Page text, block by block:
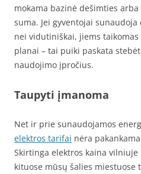
mokama bazinė dešimties
suma. Jei gyventojai
nei vidutiniškai, jiems
planai – tai puiki paskata
naudojimo įpročius.
Taupyti įmanoma
Net ir prie sunaudojamos
elektros tarifai nėra
Skirtinga elektros kaina
kituose mūsų šalies